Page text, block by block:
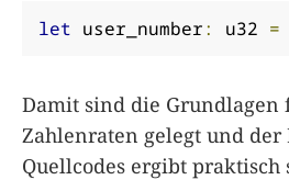
let user_number: u32 =
Damit sind die Grundlagen
Zahlenraten gelegt und der
Quellcodes ergibt praktisch